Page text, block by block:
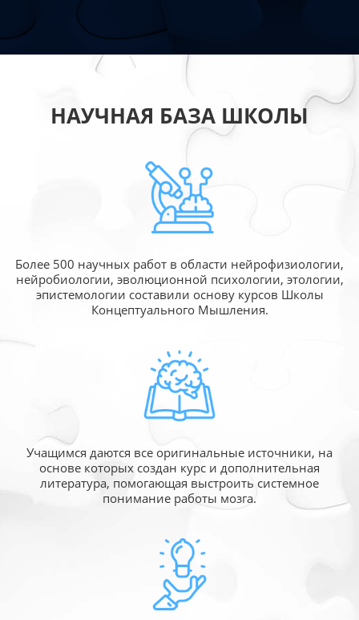
НАУЧНАЯ БАЗА ШКОЛЫ
Более 500 научных работ в области нейрофизиологии,
нейробиологии, эволюционной психологии, этологии,
эпистемологии составили основу курсов Школы
Концептуального Мышления.
Учащимся даются все оригинальные источники, на
основе которых создан курс и дополнительная
литература, помогающая выстроить системное
понимание работы мозга.